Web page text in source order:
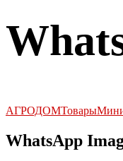
АГРОДОМТовары
WhatsApp